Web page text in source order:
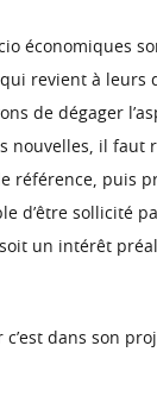
économiques
revient à
de dégager
nouvelles, il faut
référence, puis
d’être sollicité
un intérêt
dans son